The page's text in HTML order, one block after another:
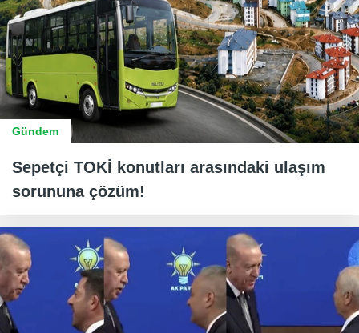
Gündem
Sepetçi TOKİ konutları arasındaki ulaşım
sorununa çözüm!